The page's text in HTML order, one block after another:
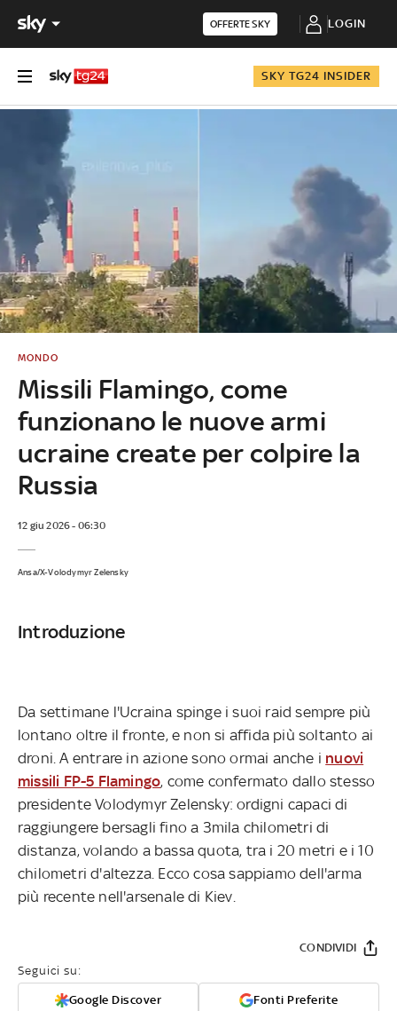
OFFERTE SKY LOGIN
SKY TG24 INSIDER
Missili Flamingo, come
funzionano le nuove armi
ucraine create per colpire la
Russia
MONDO
12 giu 2026 - 06:30
Ansa/X-Volodymyr Zelensky
Introduzione
Da settimane l'Ucraina spinge i suoi raid sempre più
lontano oltre il fronte, e non si affida più soltanto ai
droni. A entrare in azione sono ormai anche i nuovi
missili FP-5 Flamingo, come confermato dallo stesso
presidente Volodymyr Zelensky: ordigni capaci di
raggiungere bersagli fino a 3mila chilometri di
distanza, volando a bassa quota, tra i 20 metri e i 10
chilometri d'altezza. Ecco cosa sappiamo dell'arma
più recente nell'arsenale di Kiev.
Seguici su:
Google Discover Fonti Preferite
CONDIVIDI